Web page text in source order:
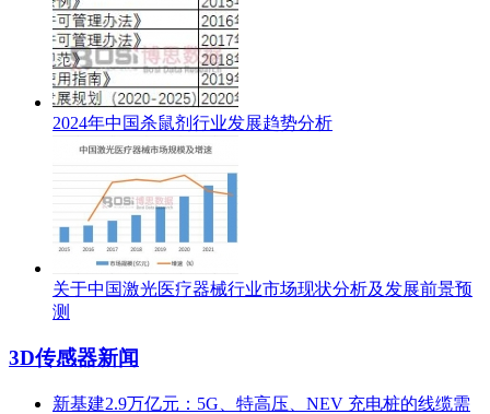
2024年中国杀鼠剂行业发展趋势分析
关于中国激光医疗器械行业市场现状分析及发展前景预
测
3D传感器新闻
新基建2.9万亿元：5G、特高压、NEV 充电桩的线缆需